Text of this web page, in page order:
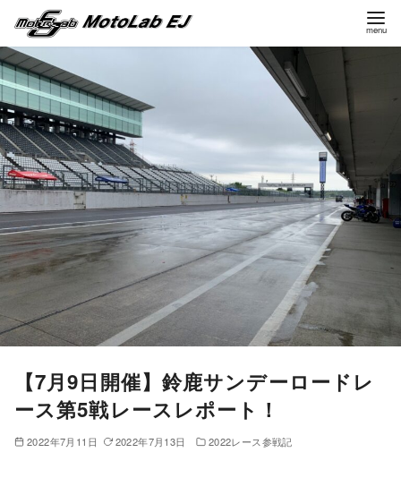
コ
ン
テ
ン
ツ
へ
移
動
【7月9日開催】鈴鹿サンデーロードレ
ース第5戦レースレポート！
2022年7月11日 2022年7月13日 2022レース参戦記